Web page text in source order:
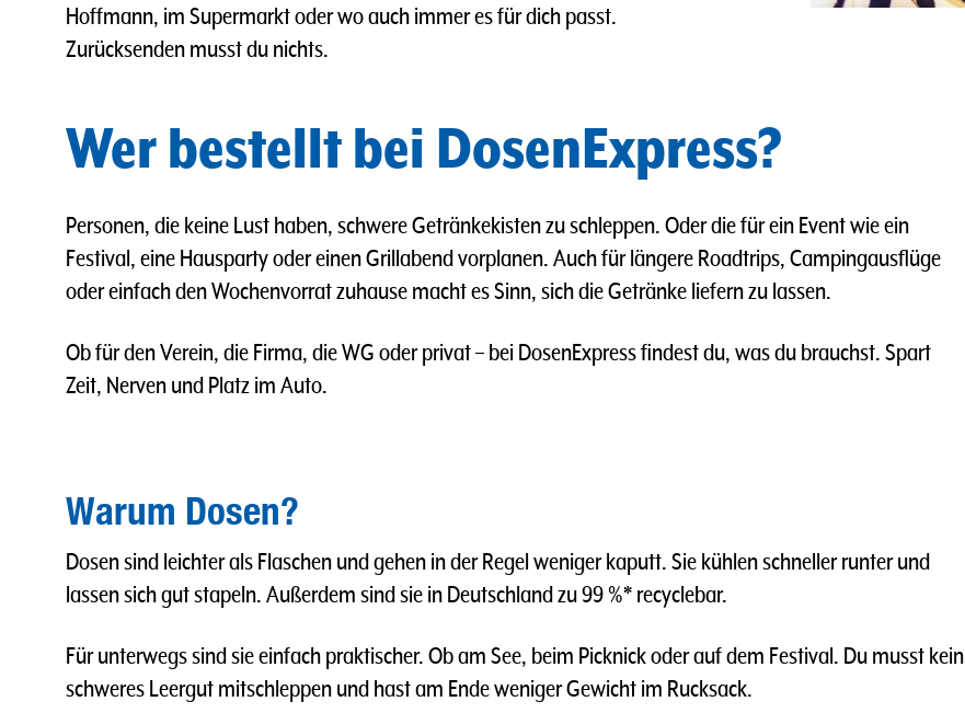
Hoffmann, im Supermarkt oder wo auch immer es für dich passt.
Zurücksenden musst du nichts.
Wer bestellt bei DosenExpress?
Personen, die keine Lust haben, schwere Getränkekisten zu schleppen. Oder die für ein Event wie ein
Festival, eine Hausparty oder einen Grillabend vorplanen. Auch für längere Roadtrips, Campingausflüge
oder einfach den Wochenvorrat zuhause macht es Sinn, sich die Getränke liefern zu lassen.
Ob für den Verein, die Firma, die WG oder privat – bei DosenExpress findest du, was du brauchst. Spart
Zeit, Nerven und Platz im Auto.
Warum Dosen?
Dosen sind leichter als Flaschen und gehen in der Regel weniger kaputt. Sie kühlen schneller runter und
lassen sich gut stapeln. Außerdem sind sie in Deutschland zu 99 %* recyclebar.
Für unterwegs sind sie einfach praktischer. Ob am See, beim Picknick oder auf dem Festival. Du musst kein
schweres Leergut mitschleppen und hast am Ende weniger Gewicht im Rucksack.